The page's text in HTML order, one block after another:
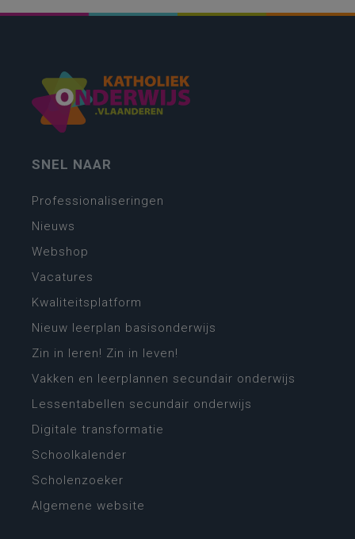
SNEL NAAR
Professionaliseringen
Nieuws
Webshop
Vacatures
Kwaliteitsplatform
Nieuw leerplan basisonderwijs
Zin in leren! Zin in leven!
Vakken en leerplannen secundair onderwijs
Lessentabellen secundair onderwijs
Digitale transformatie
Schoolkalender
Scholenzoeker
Algemene website